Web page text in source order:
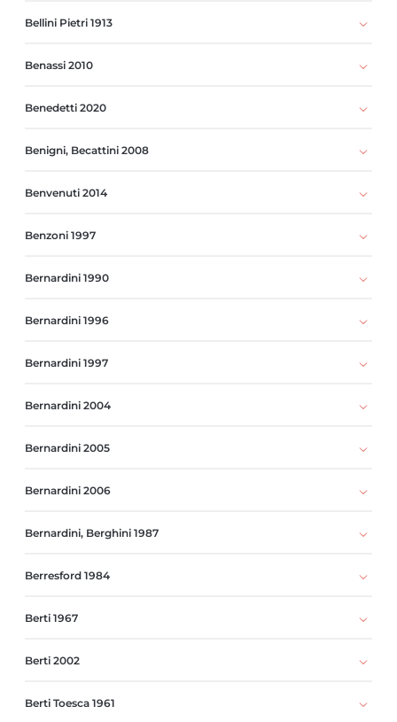
Bellini Pietri 1913
Benassi 2010
Benedetti 2020
Benigni, Becattini 2008
Benvenuti 2014
Benzoni 1997
Bernardini 1990
Bernardini 1996
Bernardini 1997
Bernardini 2004
Bernardini 2005
Bernardini 2006
Bernardini, Berghini 1987
Berresford 1984
Berti 1967
Berti 2002
Berti Toesca 1961